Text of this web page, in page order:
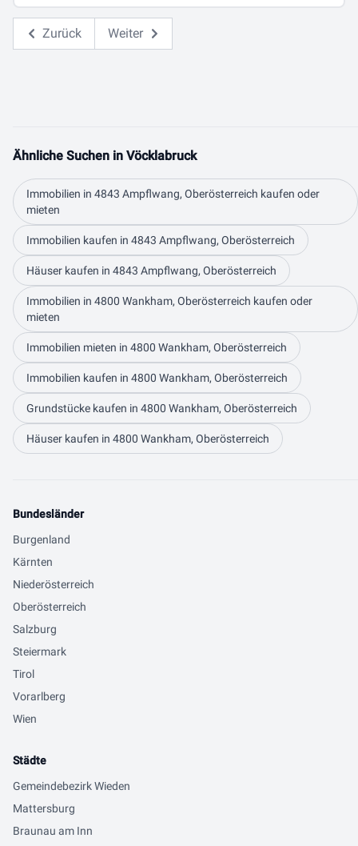
Zurück Weiter
Ähnliche Suchen in Vöcklabruck
Immobilien in 4843 Ampflwang, Oberösterreich kaufen oder
mieten
Immobilien kaufen in 4843 Ampflwang, Oberösterreich
Häuser kaufen in 4843 Ampflwang, Oberösterreich
Immobilien in 4800 Wankham, Oberösterreich kaufen oder
mieten
Immobilien mieten in 4800 Wankham, Oberösterreich
Immobilien kaufen in 4800 Wankham, Oberösterreich
Grundstücke kaufen in 4800 Wankham, Oberösterreich
Häuser kaufen in 4800 Wankham, Oberösterreich
Bundesländer
Burgenland
Kärnten
Niederösterreich
Oberösterreich
Salzburg
Steiermark
Tirol
Vorarlberg
Wien
Städte
Gemeindebezirk Wieden
Mattersburg
Braunau am Inn